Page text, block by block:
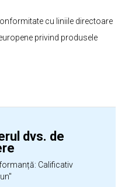
cu liniile directoare
privind produsele
dvs. de
Calificativ